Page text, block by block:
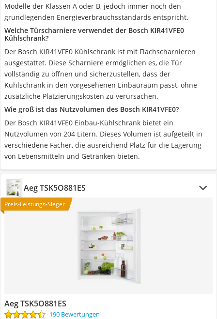
Modelle der Klassen A oder B, jedoch immer noch den
grundlegenden Energieverbrauchsstandards entspricht.
Welche Türscharniere verwendet der Bosch KIR41VFE0
Kühlschrank?
Der Bosch KIR41VFE0 Kühlschrank ist mit Flachscharnieren
ausgestattet. Diese Scharniere ermöglichen es, die Tür
vollständig zu öffnen und sicherzustellen, dass der
Kühlschrank in den vorgesehenen Einbauraum passt, ohne
zusätzliche Platzierungskosten zu verursachen.
Wie groß ist das Nutzvolumen des Bosch KIR41VFE0?
Der Bosch KIR41VFE0 Einbau-Kühlschrank bietet ein
Nutzvolumen von 204 Litern. Dieses Volumen ist aufgeteilt in
verschiedene Fächer, die ausreichend Platz für die Lagerung
von Lebensmitteln und Getränken bieten.
Aeg TSK5O881ES
Preis-Leistungs-Sieger
Aeg TSK5O881ES
190 Bewertungen